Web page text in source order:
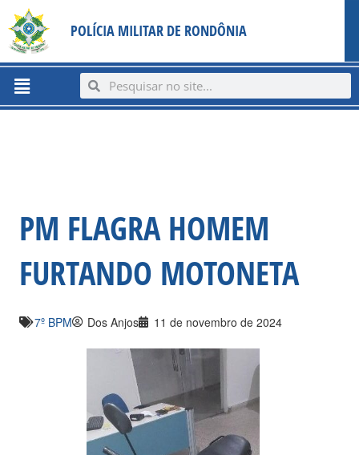
content
para
conteúdo
POLÍCIA MILITAR DE RONDÔNIA
Menu SearchSearch
PM FLAGRA HOMEM
FURTANDO MOTONETA
7º BPM Dos Anjos 11 de novembro de 2024